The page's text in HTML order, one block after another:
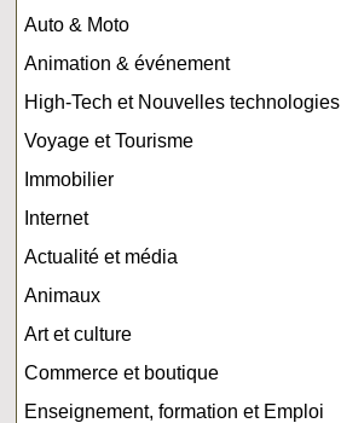
Auto & Moto
Animation & événement
High-Tech et Nouvelles technologies
Voyage et Tourisme
Immobilier
Internet
Actualité et média
Animaux
Art et culture
Commerce et boutique
Enseignement, formation et Emploi